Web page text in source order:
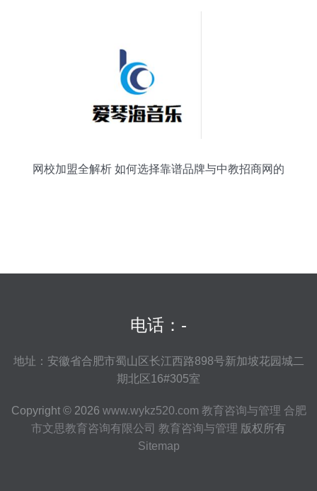
网校加盟全解析 如何选择靠谱品牌与中教招商网的
电话：-
地址：安徽省合肥市蜀山区长江西路898号新加坡花园城二
期北区16#305室
Copyright © 2026 www.wykz520.com 教育咨询与管理 合肥
市文思教育咨询有限公司 教育咨询与管理 版权所有
Sitemap